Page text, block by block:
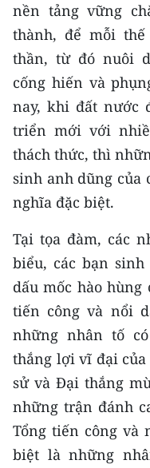
nền tảng vững
thành, để mỗi
thần, từ đó nuôi
cống hiến và
nay, khi đất nước
triển mới với
thách thức, thì
sinh anh dũng của
nghĩa đặc biệt.
Tại tọa đàm, các
biểu, các bạn
dấu mốc hào hùng
tiến công và nổi
những nhân tố
thắng lợi vĩ đại của
sử và Đại thắng
những trận đánh
Tổng tiến công và
biệt là những